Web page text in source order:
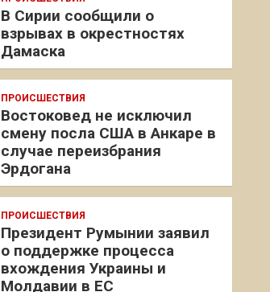
В Сирии сообщили о
взрывах в окрестностях
Дамаска
ПРОИСШЕСТВИЯ
Востоковед не исключил
смену посла США в Анкаре в
случае переизбрания
Эрдогана
ПРОИСШЕСТВИЯ
Президент Румынии заявил
о поддержке процесса
вхождения Украины и
Молдавии в ЕС